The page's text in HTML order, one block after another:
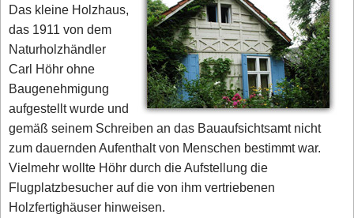
Das kleine Holzhaus,
das 1911 von dem
Naturholzhändler
Carl Höhr ohne
Baugenehmigung
aufgestellt wurde und
gemäß seinem Schreiben an das Bauaufsichtsamt nicht
zum dauernden Aufenthalt von Menschen bestimmt war.
Vielmehr wollte Höhr durch die Aufstellung die
Flugplatzbesucher auf die von ihm vertriebenen
Holzfertighäuser hinweisen.